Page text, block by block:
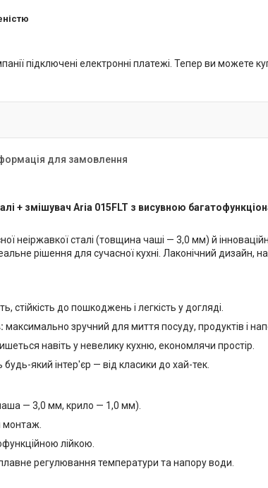
підключені електронні платежі. Тепер ви можете
для замовлення
+ змішувач Aria 015FLT з висувною
неіржавкої сталі (товщина чаші — 3,0 мм) й
рішення для сучасної кухні. Лаконічний дизайн,
стійкість до пошкоджень і легкість у догляді.
максимально зручний для миття посуду, продуктів і
навіть у невелику кухню, економлячи простір.
який інтер'єр — від класики до хай-тек.
— 3,0 мм, крило — 1,0 мм).
монтаж.
лійкою.
регулювання температури та напору води.